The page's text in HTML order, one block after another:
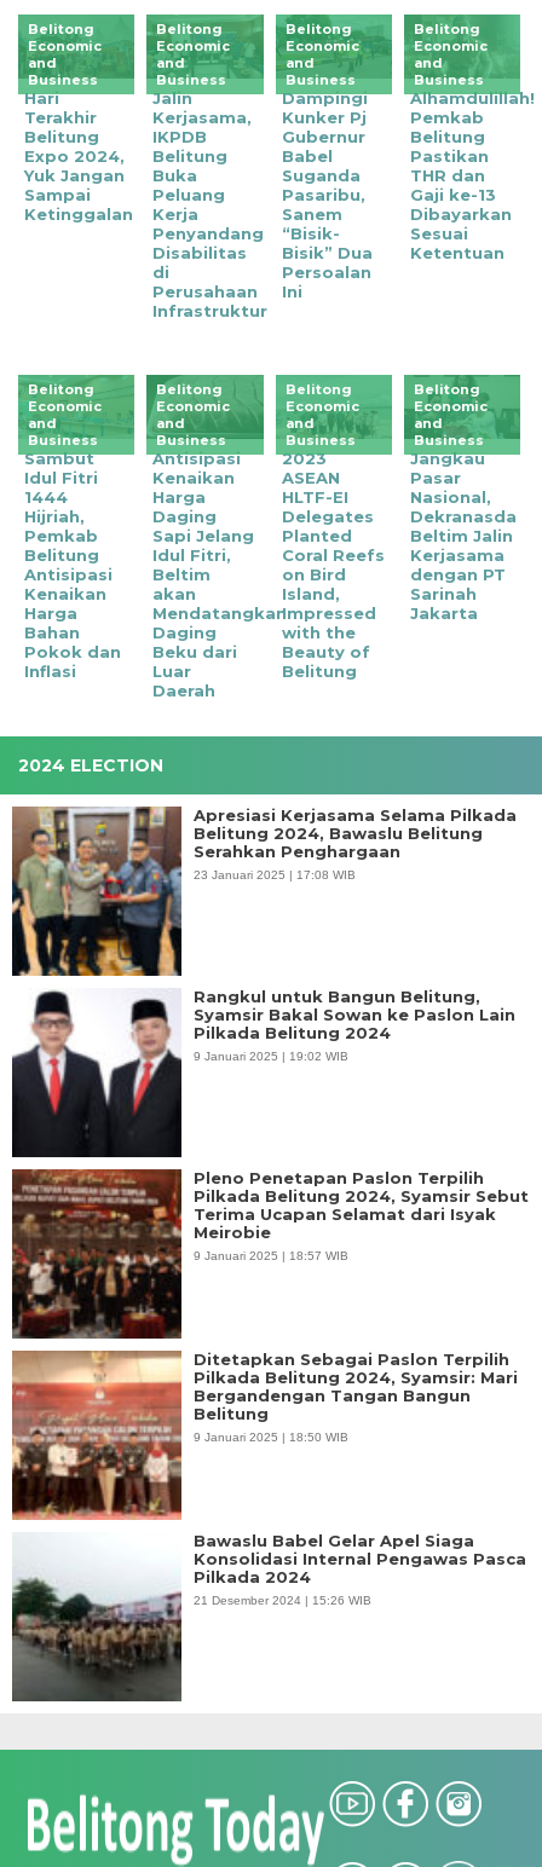
Belitong
Economic
and
Business
Hari
Terakhir
Belitung
Expo 2024,
Yuk Jangan
Sampai
Ketinggalan
Belitong
Economic
and
Business
Jalin
Kerjasama,
IKPDB
Belitung
Buka
Peluang
Kerja
Penyandang
Disabilitas
di
Perusahaan
Infrastruktur
Belitong
Economic
and
Business
Dampingi
Kunker Pj
Gubernur
Babel
Suganda
Pasaribu,
Sanem
“Bisik-
Bisik” Dua
Persoalan
Ini
Belitong
Economic
and
Business
Alhamdulillah!
Pemkab
Belitung
Pastikan
THR dan
Gaji ke-13
Dibayarkan
Sesuai
Ketentuan
Belitong
Economic
and
Business
Sambut
Idul Fitri
1444
Hijriah,
Pemkab
Belitung
Antisipasi
Kenaikan
Harga
Bahan
Pokok dan
Inflasi
Belitong
Economic
and
Business
Antisipasi
Kenaikan
Harga
Daging
Sapi Jelang
Idul Fitri,
Beltim
akan
Mendatangkan
Daging
Beku dari
Luar
Daerah
Belitong
Economic
and
Business
2023
ASEAN
HLTF-EI
Delegates
Planted
Coral Reefs
on Bird
Island,
Impressed
with the
Beauty of
Belitung
Belitong
Economic
and
Business
Jangkau
Pasar
Nasional,
Dekranasda
Beltim Jalin
Kerjasama
dengan PT
Sarinah
Jakarta
2024 ELECTION
Apresiasi Kerjasama Selama Pilkada
Belitung 2024, Bawaslu Belitung
Serahkan Penghargaan
23 Januari 2025 | 17:08 WIB
Rangkul untuk Bangun Belitung,
Syamsir Bakal Sowan ke Paslon Lain
Pilkada Belitung 2024
9 Januari 2025 | 19:02 WIB
Pleno Penetapan Paslon Terpilih
Pilkada Belitung 2024, Syamsir Sebut
Terima Ucapan Selamat dari Isyak
Meirobie
9 Januari 2025 | 18:57 WIB
Ditetapkan Sebagai Paslon Terpilih
Pilkada Belitung 2024, Syamsir: Mari
Bergandengan Tangan Bangun
Belitung
9 Januari 2025 | 18:50 WIB
Bawaslu Babel Gelar Apel Siaga
Konsolidasi Internal Pengawas Pasca
Pilkada 2024
21 Desember 2024 | 15:26 WIB